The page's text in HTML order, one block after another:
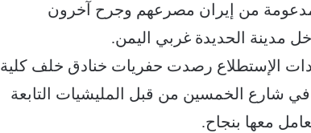
من إيران مصرعهم وجرح آخرون
مدينة الحديدة غربي اليمن.
الإستطلاع رصدت حفريات خنادق خلف كلية
في شارع الخمسين من قبل المليشيات التابعة
معها بنجاح.